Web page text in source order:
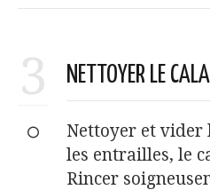
3 NETTOYER LE
Nettoyer et vider
les entrailles, le
Rincer